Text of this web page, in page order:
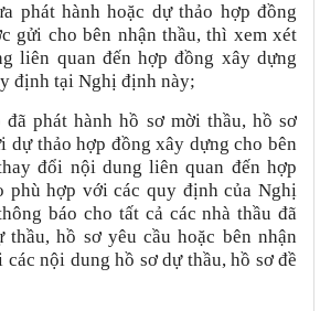
phát hành hoặc dự thảo hợp đồng
gửi cho bên nhận thầu, thì xem xét
liên quan đến hợp đồng xây dựng
định tại Nghị định này;
đã phát hành hồ sơ mời thầu, hồ sơ
dự thảo hợp đồng xây dựng cho bên
đổi nội dung liên quan đến hợp
phù hợp với các quy định của Nghị
báo cho tất cả các nhà thầu đã
thầu, hồ sơ yêu cầu hoặc bên nhận
các nội dung hồ sơ dự thầu, hồ sơ đề